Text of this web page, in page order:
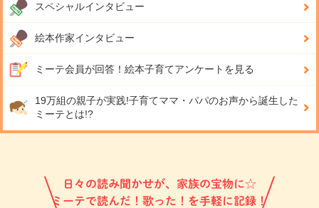
スペシャルインタビュー
絵本作家インタビュー
ミーテ会員が回答！ 絵本子育てアンケートを見る
19万組の親子が実践!子育てママ・パパのお声から誕生した
ミーテとは!?
日々の読み聞かせが、家族の宝物に☆
ミーテで読んだ！歌った！を手軽に記録！